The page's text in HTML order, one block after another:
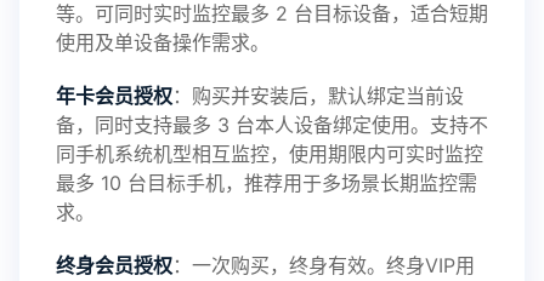
控将持续为您创造更优秀的监控APP
2025-01-13 V3.7
2024-10-08 V3.6
等。可同时实时监控最多 2 台目标设备，适合短期
使用及单设备操作需求。
年卡会员授权：购买并安装后，默认绑定当前设
备，同时支持最多 3 台本人设备绑定使用。支持不
同手机系统机型相互监控，使用期限内可实时监控
最多 10 台目标手机，推荐用于多场景长期监控需
求。
终身会员授权：一次购买，终身有效。终身VIP用